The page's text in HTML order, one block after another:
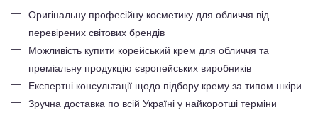
Оригінальну професійну косметику для обличчя від
перевірених світових брендів
Можливість купити корейський крем для обличчя та
преміальну продукцію європейських виробників
Експертні консультації щодо підбору крему за типом шкіри
Зручна доставка по всій Україні у найкоротші терміни